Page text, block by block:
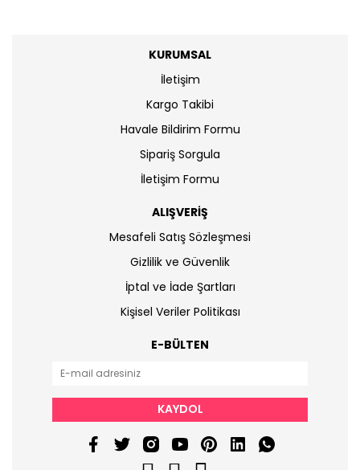
KURUMSAL
İletişim
Kargo Takibi
Havale Bildirim Formu
Sipariş Sorgula
İletişim Formu
ALIŞVERİŞ
Mesafeli Satış Sözleşmesi
Gizlilik ve Güvenlik
İptal ve İade Şartları
Kişisel Veriler Politikası
E-BÜLTEN
KAYDOL